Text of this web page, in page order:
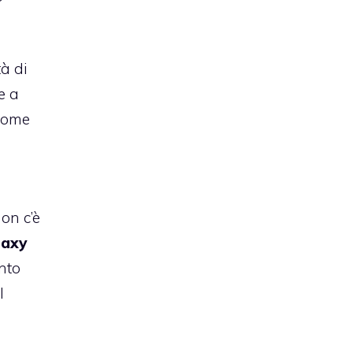
di
a
c’è